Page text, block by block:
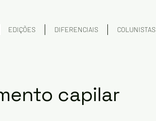
EDIÇÕES DIFERENCIAIS COLUNISTAS
capilar